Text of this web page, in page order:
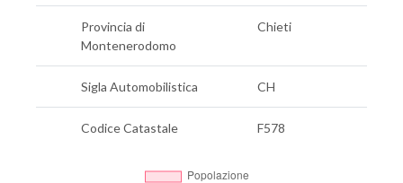
Provincia di
Montenerodomo
Chieti
Sigla Automobilistica CH
Codice Catastale F578